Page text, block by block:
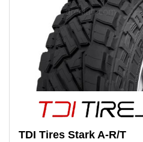
TDI Tires Stark A-R/T